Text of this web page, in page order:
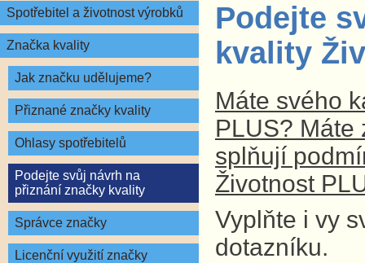
Spotřebitel a životnost výrobků
Značka kvality
Jak značku udělujeme?
Přiznané značky kvality
Ohlasy spotřebitelů
Podejte svůj návrh na
přiznání značky kvality
Správce značky
Licenční využití značky
Podejte
kvality
Máte svého
PLUS? Máte
splňují
Životnost
Vyplňte i vy
dotazníku.